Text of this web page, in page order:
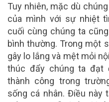
Tuy nhiên, mặc dù
của mình với sự nhiệt
cuối cùng chúng ta
bình thường. Trong một
gây lo lắng và mệt mỏi
thúc đẩy chúng ta đạt
thành công trong
sống cá nhân. Điều này